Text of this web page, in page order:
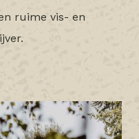
ruime vis- en